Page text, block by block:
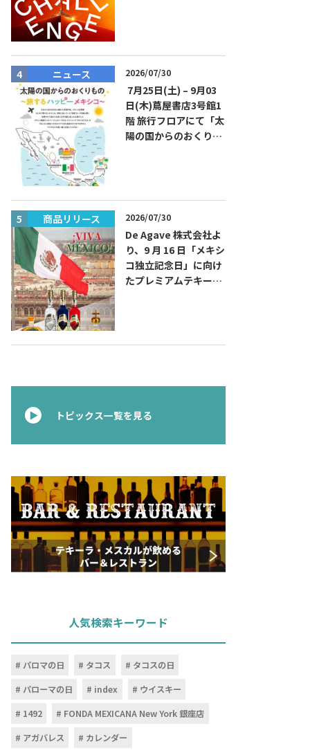
無料！
ニュース 2026/07/30
7月25日(土) – 9月03
日(木)蔦屋書店3号館1
階 旅行フロアにて「太
陽の国からのおくりも
商品リリース 2026/07/30
De Agave 株式会社よ
り、9 月 16 日「メキシ
コ独立記念日」に向け
たプレミアムテキーラ
トピックス一覧を見る
人気検索キーワード
パロマの日 タコス
タコスの日
パローマの日
index
ウイスキー
1492
FONDA MEXICANA New York 銀座店
アガバレス
カレンダー